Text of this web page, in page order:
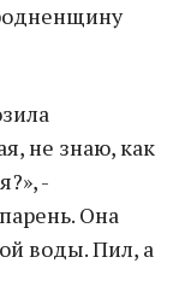
не знаю, как
-
Она
воды. Пил, а